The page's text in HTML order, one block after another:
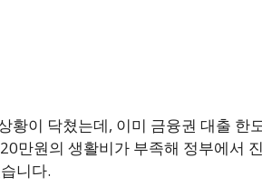
황이 닥쳤는데, 이미 금융권 대출 한
만원의 생활비가 부족해 정부에서
니다.